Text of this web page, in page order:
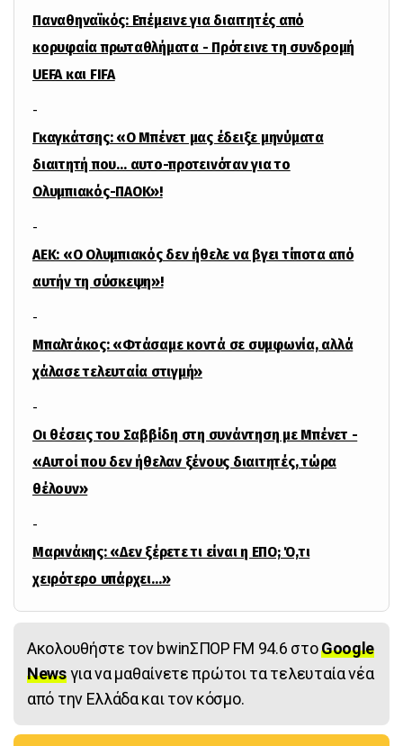
Παναθηναϊκός: Επέμεινε για διαιτητές από
κορυφαία πρωταθλήματα - Πρότεινε τη συνδρομή
UEFA και FIFA
-
Γκαγκάτσης: «Ο Μπένετ μας έδειξε μηνύματα
διαιτητή που… αυτο-προτεινόταν για το
Ολυμπιακός-ΠΑΟΚ»!
-
ΑΕΚ: «Ο Ολυμπιακός δεν ήθελε να βγει τίποτα από
αυτήν τη σύσκεψη»!
-
Μπαλτάκος: «Φτάσαμε κοντά σε συμφωνία, αλλά
χάλασε τελευταία στιγμή»
-
Οι θέσεις του Σαββίδη στη συνάντηση με Μπένετ -
«Αυτοί που δεν ήθελαν ξένους διαιτητές, τώρα
θέλουν»
-
Μαρινάκης: «Δεν ξέρετε τι είναι η ΕΠΟ; Ό,τι
χειρότερο υπάρχει…»
Ακολουθήστε τον bwinΣΠΟΡ FM 94.6 στοGoogle
Newsγια να μαθαίνετε πρώτοι τα τελευταία νέα
από την Ελλάδα και τον κόσμο.